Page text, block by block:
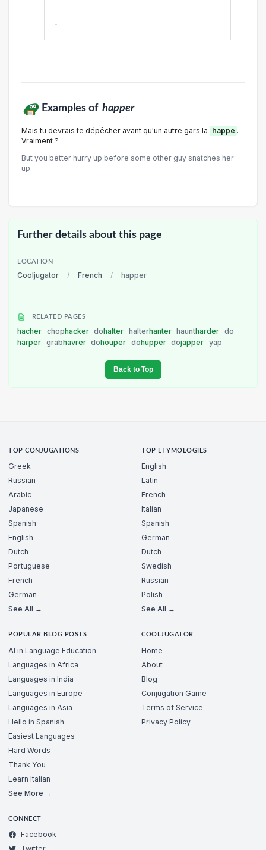
-
Examples of happer
Mais tu devrais te dépêcher avant qu'un autre gars la happe .
Vraiment ?
But you better hurry up before some other guy snatches her
up.
Further details about this page
LOCATION
Cooljugator / French / happer
RELATED PAGES
hacher chophacker dohalter halterhanter hauntharder do
harper grabhavrer dohouper dohupper dojapper yap
Back to Top
TOP CONJUGATIONS
Greek
Russian
Arabic
Japanese
Spanish
English
Dutch
Portuguese
French
German
See All →
TOP ETYMOLOGIES
English
Latin
French
Italian
Spanish
German
Dutch
Swedish
Russian
Polish
See All →
POPULAR BLOG POSTS
AI in Language Education
Languages in Africa
Languages in India
Languages in Europe
Languages in Asia
Hello in Spanish
Easiest Languages
Hard Words
Thank You
Learn Italian
See More →
COOLJUGATOR
Home
About
Blog
Conjugation Game
Terms of Service
Privacy Policy
CONNECT
Facebook